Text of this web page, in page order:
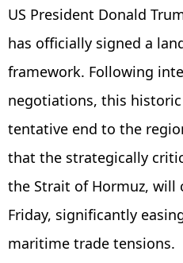
US President Donald
has officially signed a
framework. Following
negotiations, this
tentative end to the
that the strategically
the Strait of Hormuz, will
Friday, significantly
maritime trade tensions.